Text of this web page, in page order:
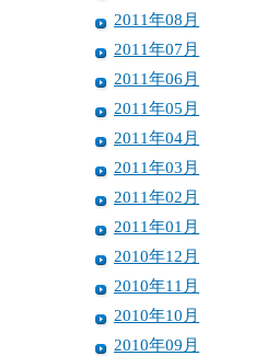
2011年08月
2011年07月
2011年06月
2011年05月
2011年04月
2011年03月
2011年02月
2011年01月
2010年12月
2010年11月
2010年10月
2010年09月